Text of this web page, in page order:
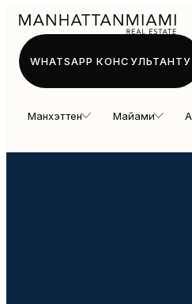
Манхэттен Майами
WHATSAPP КОНСУЛЬТАНТУ